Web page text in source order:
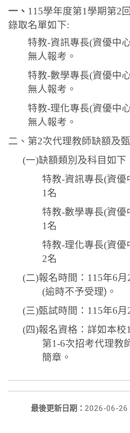
一、 115學年度第1 學期第2
錄取名單如下:
特教-資訊專長(資優中
無人報考。
特教-數學專長(資優中
無人報考。
特教-理化專長(資優中
無人報考。
二、第2次代理教師缺額及
(一)缺額類別及科目如下
特教-資訊專長(資優
1 名
特教-數學專長(資優
1 名
特教-理化專長(資優
2名
(二)報名時間： 115年6月
(逾時不予受理) 。
(三)甄試時間： 115年6月
(四)報名資格：詳如本校
第1-6次招考代理教
簡章。
最後更新日期： 2026-06-26